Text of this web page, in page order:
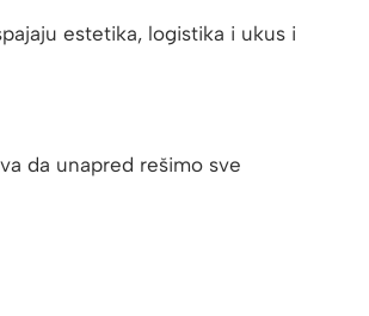
estetika, logistika i ukus i
da unapred rešimo sve